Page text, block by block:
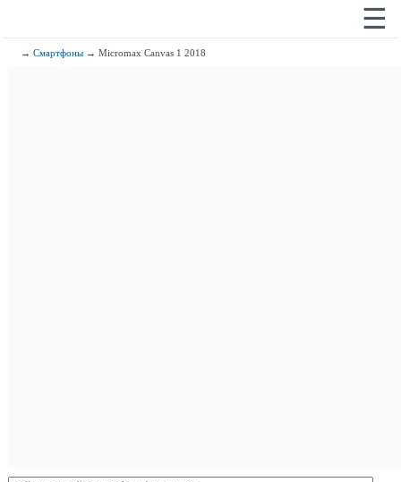
☰
→Смартфоны → Micromax Canvas 1 2018